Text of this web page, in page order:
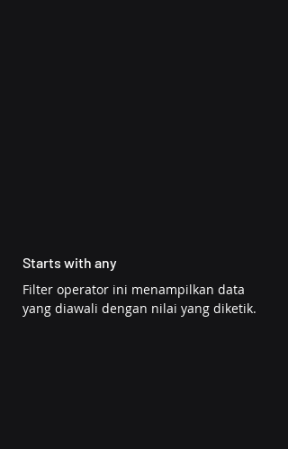
Starts with any
Filter operator ini menampilkan data
yang diawali dengan nilai yang diketik.